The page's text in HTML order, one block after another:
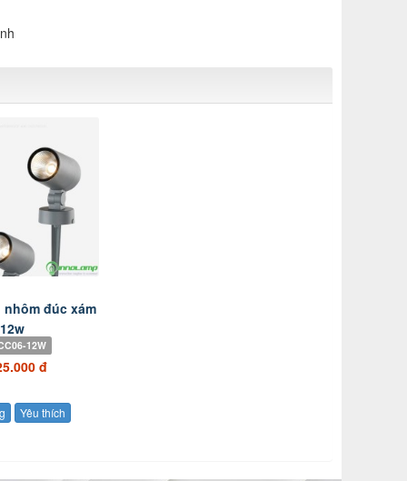
đúc xám
12w
12W
đ
Yêu thích